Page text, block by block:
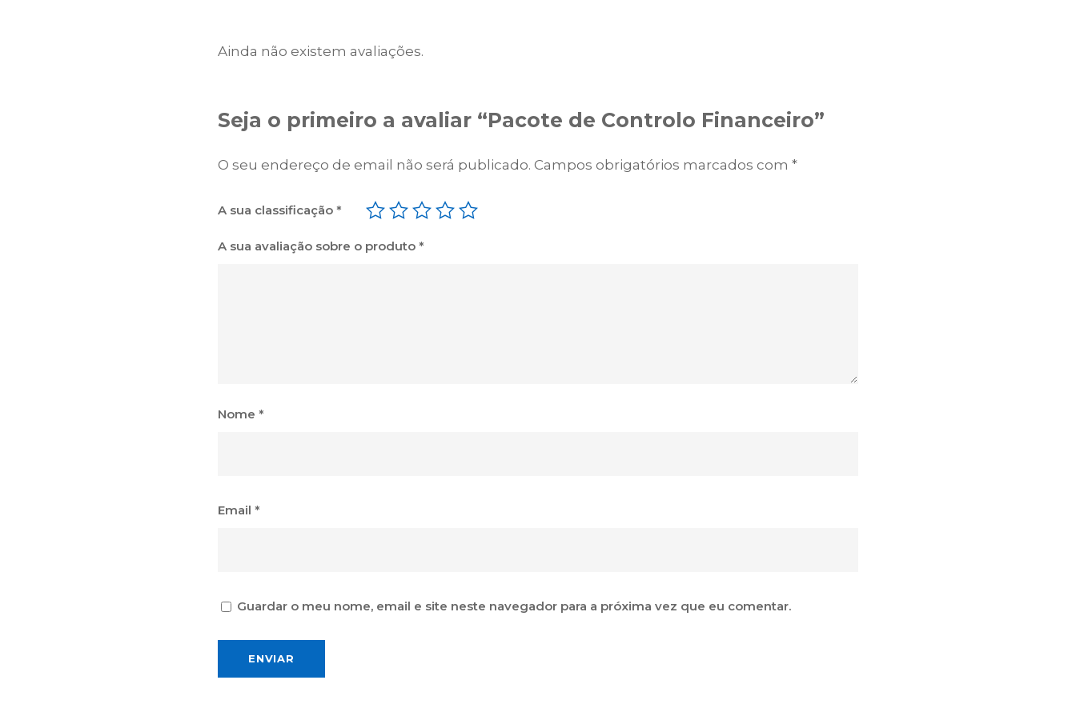
t
o
Ainda não existem avaliações.
Seja o primeiro a avaliar “Pacote de Controlo Financeiro”
O seu endereço de email não será publicado. Campos obrigatórios marcados com *
A sua classificação *
A sua avaliação sobre o produto *
Nome *
Email *
Guardar o meu nome, email e site neste navegador para a próxima vez que eu comentar.